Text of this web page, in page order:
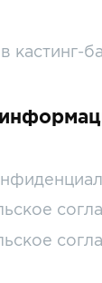
кастинг-